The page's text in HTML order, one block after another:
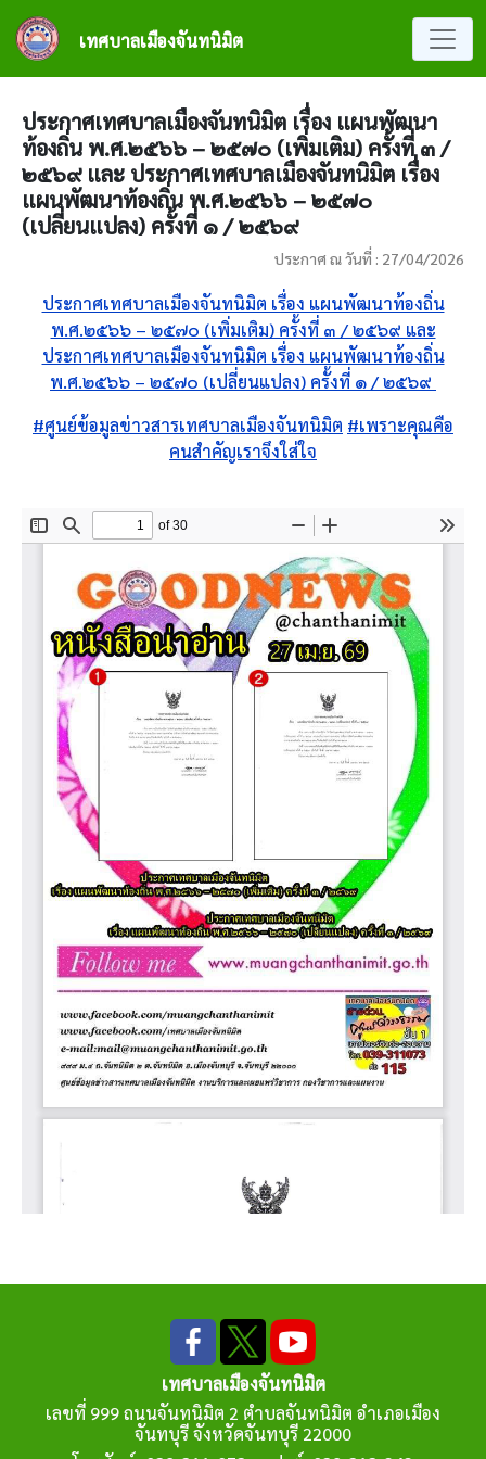
ข้ามไปยังเนื้อหาหลัก
เทศบาลเมืองจันทนิมิต
ประกาศเทศบาลเมืองจันทนิมิต เรื่อง แผนพัฒนา
ท้องถิ่น พ.ศ.๒๕๖๖ – ๒๕๗๐ (เพิ่มเติม) ครั้งที่ ๓ /
๒๕๖๙ และ ประกาศเทศบาลเมืองจันทนิมิต เรื่อง
แผนพัฒนาท้องถิ่น พ.ศ.๒๕๖๖ – ๒๕๗๐
(เปลี่ยนแปลง) ครั้งที่ ๑ / ๒๕๖๙
ประกาศ ณ วันที่ : 27/04/2026
ประกาศเทศบาลเมืองจันทนิมิต เรื่อง แผนพัฒนาท้องถิ่น
พ.ศ.๒๕๖๖ – ๒๕๗๐ (เพิ่มเติม) ครั้งที่ ๓ / ๒๕๖๙ และ
ประกาศเทศบาลเมืองจันทนิมิต เรื่อง แผนพัฒนาท้องถิ่น
พ.ศ.๒๕๖๖ – ๒๕๗๐ (เปลี่ยนแปลง) ครั้งที่ ๑ / ๒๕๖๙
#ศูนย์ข้อมูลข่าวสารเทศบาลเมืองจันทนิมิต #เพราะคุณคือ
คนสำคัญเราจึงใส่ใจ
เทศบาลเมืองจันทนิมิต
เลขที่ 999 ถนนจันทนิมิต 2 ตำบลจันทนิมิต อำเภอเมือง
จันทบุรี จังหวัดจันทบุรี 22000